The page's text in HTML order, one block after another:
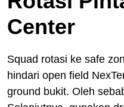
Center
Squad rotasi ke safe
hindari open field
ground bukit. Oleh